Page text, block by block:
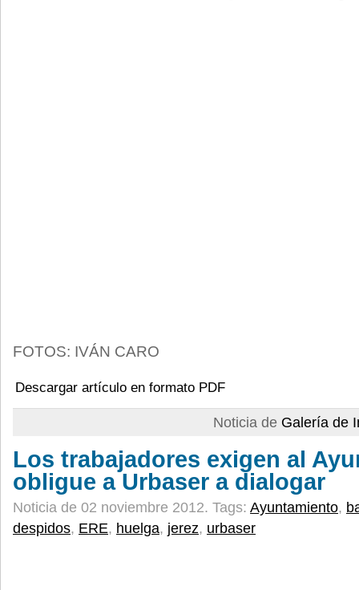
FOTOS: IVÁN CARO
Descargar artículo en formato PDF
Noticia de Galería de
Los trabajadores exigen al
obligue a Urbaser a dialogar
Noticia de 02 noviembre 2012. Tags: Ayuntamiento,
despidos, ERE, huelga, jerez, urbaser